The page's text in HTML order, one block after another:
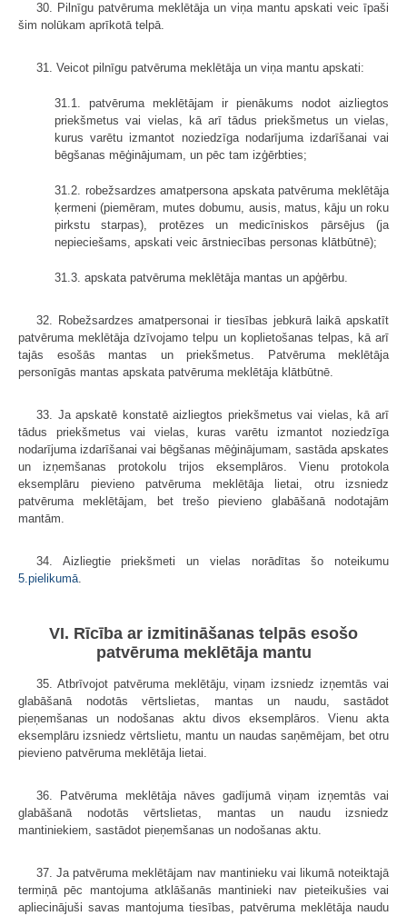
30. Pilnīgu patvēruma meklētāja un viņa mantu apskati veic īpaši
šim nolūkam aprīkotā telpā.
31. Veicot pilnīgu patvēruma meklētāja un viņa mantu apskati:
31.1. patvēruma meklētājam ir pienākums nodot aizliegtos
priekšmetus vai vielas, kā arī tādus priekšmetus un vielas,
kurus varētu izmantot noziedzīga nodarījuma izdarīšanai vai
bēgšanas mēģinājumam, un pēc tam izģērbties;
31.2. robežsardzes amatpersona apskata patvēruma meklētāja
ķermeni (piemēram, mutes dobumu, ausis, matus, kāju un roku
pirkstu starpas), protēzes un medicīniskos pārsējus (ja
nepieciešams, apskati veic ārstniecības personas klātbūtnē);
31.3. apskata patvēruma meklētāja mantas un apģērbu.
32. Robežsardzes amatpersonai ir tiesības jebkurā laikā apskatīt
patvēruma meklētāja dzīvojamo telpu un koplietošanas telpas, kā arī
tajās esošās mantas un priekšmetus. Patvēruma meklētāja
personīgās mantas apskata patvēruma meklētāja klātbūtnē.
33. Ja apskatē konstatē aizliegtos priekšmetus vai vielas, kā arī
tādus priekšmetus vai vielas, kuras varētu izmantot noziedzīga
nodarījuma izdarīšanai vai bēgšanas mēģinājumam, sastāda apskates
un izņemšanas protokolu trijos eksemplāros. Vienu protokola
eksemplāru pievieno patvēruma meklētāja lietai, otru izsniedz
patvēruma meklētājam, bet trešo pievieno glabāšanā nodotajām
mantām.
34. Aizliegtie priekšmeti un vielas norādītas šo noteikumu
5.pielikumā.
VI. Rīcība ar izmitināšanas telpās esošo
patvēruma meklētāja mantu
35. Atbrīvojot patvēruma meklētāju, viņam izsniedz izņemtās vai
glabāšanā nodotās vērtslietas, mantas un naudu, sastādot
pieņemšanas un nodošanas aktu divos eksemplāros. Vienu akta
eksemplāru izsniedz vērtslietu, mantu un naudas saņēmējam, bet otru
pievieno patvēruma meklētāja lietai.
36. Patvēruma meklētāja nāves gadījumā viņam izņemtās vai
glabāšanā nodotās vērtslietas, mantas un naudu izsniedz
mantiniekiem, sastādot pieņemšanas un nodošanas aktu.
37. Ja patvēruma meklētājam nav mantinieku vai likumā noteiktajā
termiņā pēc mantojuma atklāšanās mantinieki nav pieteikušies vai
apliecinājuši savas mantojuma tiesības, patvēruma meklētāja naudu